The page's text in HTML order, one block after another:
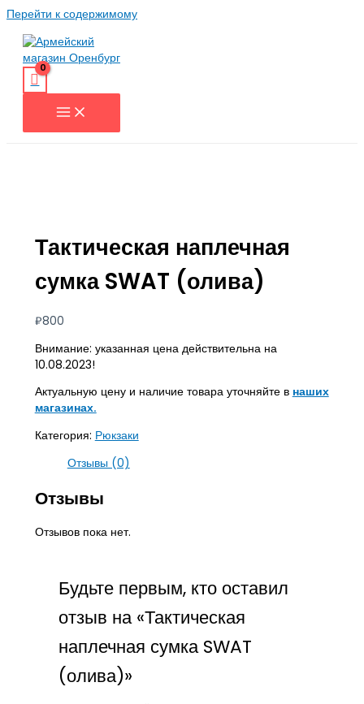
Перейти к содержимому
Тактическая наплечная
сумка SWAT (олива)
₽800
Внимание: указанная цена действительна на
10.08.2023!
Актуальную цену и наличие товара уточняйте в наших
магазинах.
Категория: Рюкзаки
Отзывы (0)
Отзывы
Отзывов пока нет.
Будьте первым, кто оставил
отзыв на «Тактическая
наплечная сумка SWAT
(олива)»